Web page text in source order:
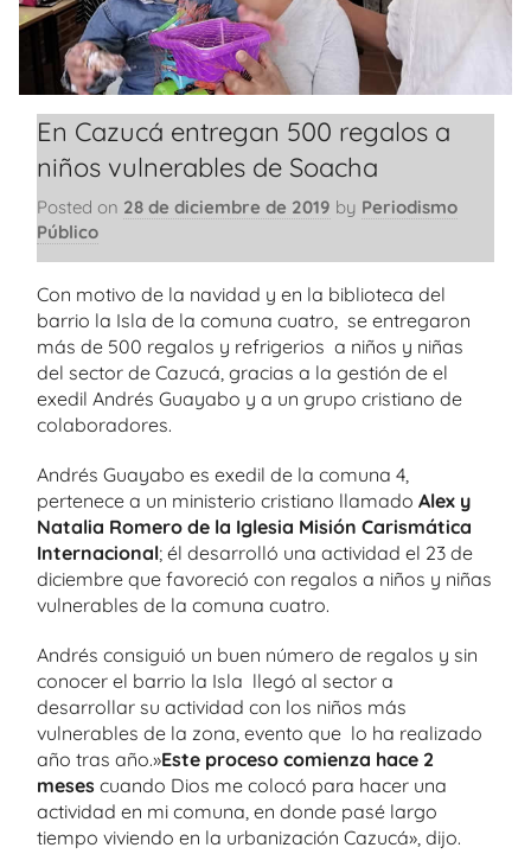
En Cazucá entregan 500 regalos a
niños vulnerables de Soacha
Posted on 28 de diciembre de 2019 by Periodismo
Público
Con motivo de la navidad y en la biblioteca del
barrio la Isla de la comuna cuatro, se entregaron
más de 500 regalos y refrigerios a niños y niñas
del sector de Cazucá, gracias a la gestión de el
exedil Andrés Guayabo y a un grupo cristiano de
colaboradores.
Andrés Guayabo es exedil de la comuna 4,
pertenece a un ministerio cristiano llamado Alex y
Natalia Romero de la Iglesia Misión Carismática
Internacional; él desarrolló una actividad el 23 de
diciembre que favoreció con regalos a niños y niñas
vulnerables de la comuna cuatro.
Andrés consiguió un buen número de regalos y sin
conocer el barrio la Isla llegó al sector a
desarrollar su actividad con los niños más
vulnerables de la zona, evento que lo ha realizado
año tras año.»Este proceso comienza hace 2
meses cuando Dios me colocó para hacer una
actividad en mi comuna, en donde pasé largo
tiempo viviendo en la urbanización Cazucá», dijo.